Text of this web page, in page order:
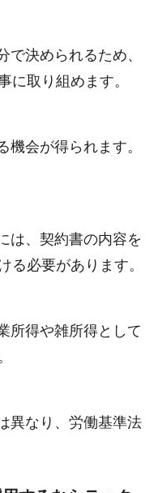
決められるため、
取り組めます。
会が得られます。
は、契約書の内容を
必要があります。
所得や雑所得として
異なり、労働基準法